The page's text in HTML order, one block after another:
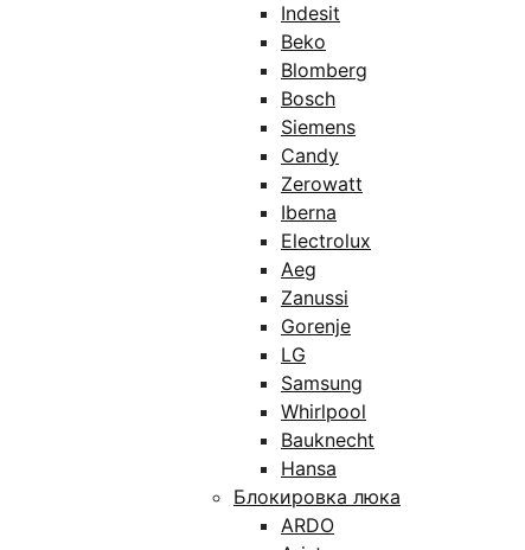
Indesit
Beko
Blomberg
Bosch
Siemens
Candy
Zerowatt
Iberna
Electrolux
Aeg
Zanussi
Gorenje
LG
Samsung
Whirlpool
Bauknecht
Hansa
Блокировка люка
ARDO